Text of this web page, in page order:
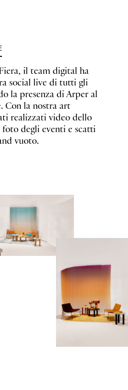
il team digital ha
social live di tutti gli
la presenza di Arper al
Con la nostra art
realizzati video dello
degli eventi e scatti
vuoto.